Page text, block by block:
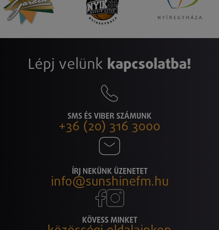
Lépj velünk kapcsolatba!
SMS ÉS VIBER SZÁMUNK
+36 (20) 316 3000
ÍRJ NEKÜNK ÜZENETET
info@sunshinefm.hu
KÖVESS MINKET